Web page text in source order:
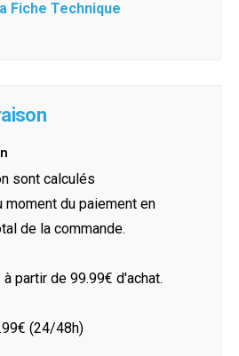
Fiche Technique
sont calculés
moment du paiement en
de la commande.
partir de 99.99€ d'achat.
(24/48h)